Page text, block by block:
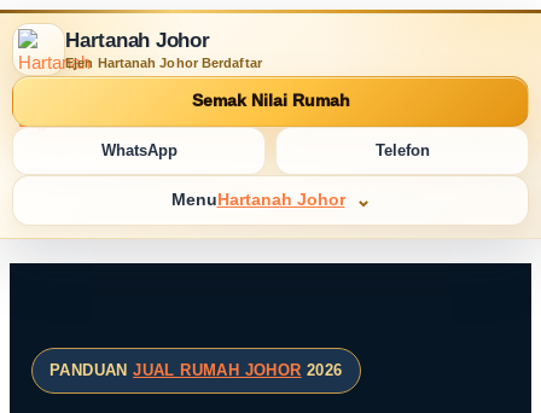
Hartanah Johor
Ejen Hartanah Johor Berdaftar
Semak Nilai Rumah
WhatsApp Telefon
Menu Hartanah Johor
PANDUANJUAL RUMAH JOHOR 2026